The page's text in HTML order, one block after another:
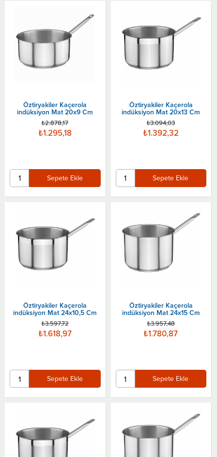
Öztiryakiler Kaçerola
indüksiyon Mat 20x9 Cm
₺1.295,18
₺2.878,17
Sepete Ekle
Öztiryakiler Kaçerola
indüksiyon Mat 20x13 Cm
₺1.392,32
₺3.094,03
Sepete Ekle
Öztiryakiler Kaçerola
indüksiyon Mat 24x10,5 Cm
₺1.618,97
₺3.597,72
Sepete Ekle
Öztiryakiler Kaçerola
indüksiyon Mat 24x15 Cm
₺1.780,87
₺3.957,48
Sepete Ekle